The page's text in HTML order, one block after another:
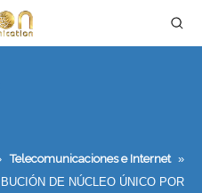
Telecomunicaciones e Internet »
DE NÚCLEO ÚNICO POR